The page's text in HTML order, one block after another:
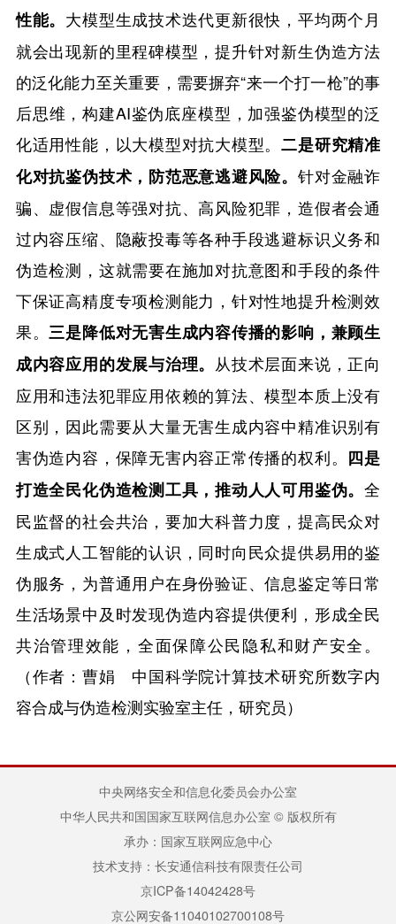
性能。 大模型生成技术迭代更新很快，平均两个月
就会出现新的里程碑模型，提升针对新生伪造方法
的泛化能力至关重要，需要摒弃“来一个打一枪”的事
后思维，构建AI鉴伪底座模型，加强鉴伪模型的泛
化适用性能，以大模型对抗大模型。二是研究精准
化对抗鉴伪技术，防范恶意逃避风险。针对金融诈
骗、虚假信息等强对抗、高风险犯罪，造假者会通
过内容压缩、隐蔽投毒等各种手段逃避标识义务和
伪造检测，这就需要在施加对抗意图和手段的条件
下保证高精度专项检测能力，针对性地提升检测效
果。 三是降低对无害生成内容传播的影响，兼顾生
成内容应用的发展与治理。 从技术层面来说，正向
应用和违法犯罪应用依赖的算法、模型本质上没有
区别，因此需要从大量无害生成内容中精准识别有
害伪造内容，保障无害内容正常传播的权利。 四是
打造全民化伪造检测工具，推动人人可用鉴伪。全
民监督的社会共治，要加大科普力度，提高民众对
生成式人工智能的认识，同时向民众提供易用的鉴
伪服务，为普通用户在身份验证、信息鉴定等日常
生活场景中及时发现伪造内容提供便利，形成全民
共治管理效能，全面保障公民隐私和财产安全。
（作者：曹娟 中国科学院计算技术研究所数字内
容合成与伪造检测实验室主任，研究员）
中央网络安全和信息化委员会办公室
中华人民共和国国家互联网信息办公室 © 版权所有
承办：国家互联网应急中心
技术支持：长安通信科技有限责任公司
京ICP备14042428号
京公网安备11040102700108号